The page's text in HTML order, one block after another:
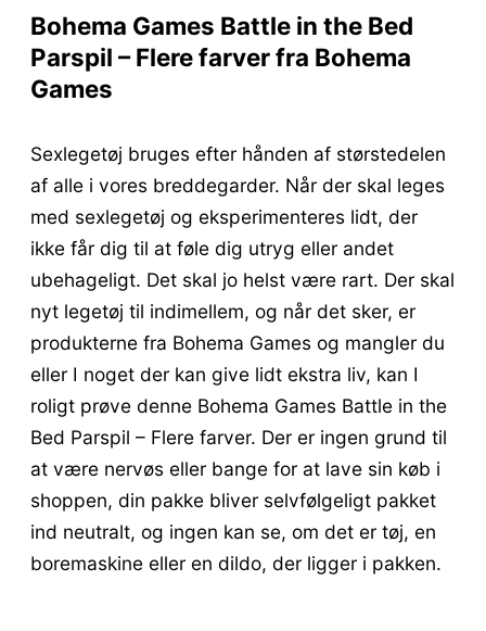
Bohema Games Battle in the Bed
Parspil – Flere farver fra Bohema
Games
Sexlegetøj bruges efter hånden af størstedelen
af alle i vores breddegarder. Når der skal leges
med sexlegetøj og eksperimenteres lidt, der
ikke får dig til at føle dig utryg eller andet
ubehageligt. Det skal jo helst være rart. Der skal
nyt legetøj til indimellem, og når det sker, er
produkterne fra Bohema Games og mangler du
eller I noget der kan give lidt ekstra liv, kan I
roligt prøve denne Bohema Games Battle in the
Bed Parspil – Flere farver. Der er ingen grund til
at være nervøs eller bange for at lave sin køb i
shoppen, din pakke bliver selvfølgeligt pakket
ind neutralt, og ingen kan se, om det er tøj, en
boremaskine eller en dildo, der ligger i pakken.